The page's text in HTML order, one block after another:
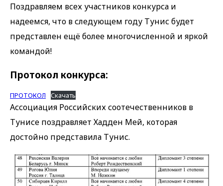
Поздравляем всех участников конкурса и
надеемся, что в следующем году Тунис будет
представлен ещё более многочисленной и яркой
командой!
Протокол конкурса:
ПРОТОКОЛ Скачать
Ассоциация Российских соотечественников в
Тунисе поздравляет Хадден Мей, которая
достойно представила Тунис.